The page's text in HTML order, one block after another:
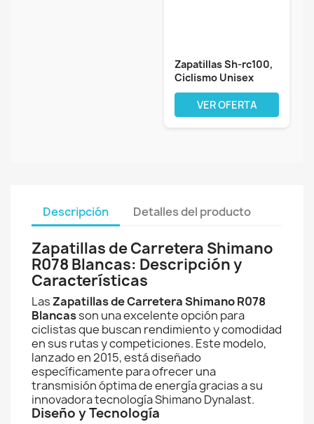
Zapatillas Sh-rc100,
Ciclismo Unisex
Adulto
VER OFERTA
Descripción Detalles del producto
Zapatillas de Carretera Shimano
R078 Blancas: Descripción y
Características
Las Zapatillas de Carretera Shimano R078
Blancasson una excelente opción para
ciclistas que buscan rendimiento y comodidad
en sus rutas y competiciones. Este modelo,
lanzado en 2015, está diseñado
específicamente para ofrecer una
transmisión óptima de energía gracias a su
innovadora tecnología Shimano Dynalast.
Diseño y Tecnología